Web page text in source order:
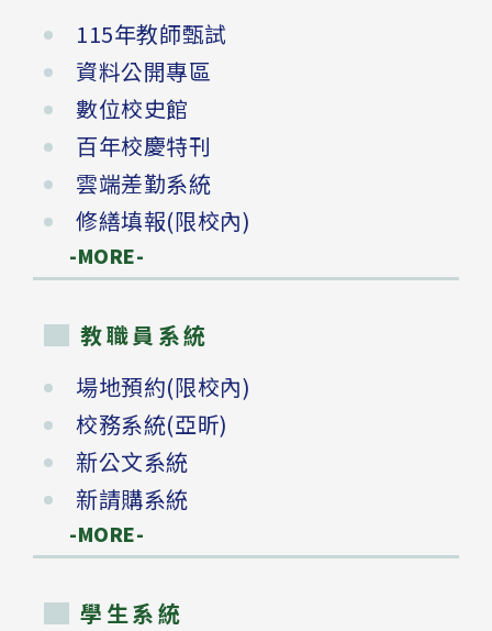
115年教師甄試
資料公開專區
數位校史館
百年校慶特刊
雲端差勤系統
修繕填報(限校內)
-MORE-
教職員系統
場地預約(限校內)
校務系統(亞昕)
新公文系統
新請購系統
-MORE-
學生系統